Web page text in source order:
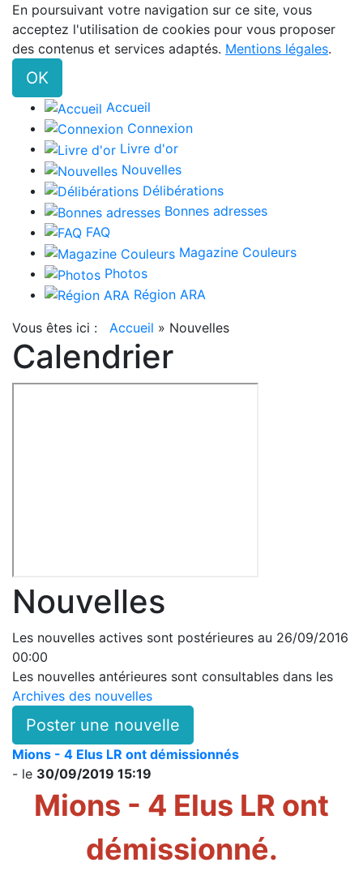
En poursuivant votre navigation sur ce site, vous
acceptez l'utilisation de cookies pour vous proposer
des contenus et services adaptés. Mentions légales.
OK
Accueil
Connexion
Livre d'or
Nouvelles
Délibérations
Bonnes adresses
FAQ
Magazine Couleurs
Photos
Région ARA
Vous êtes ici : Accueil » Nouvelles
Calendrier
Nouvelles
Les nouvelles actives sont postérieures au 26/09/2016
00:00
Les nouvelles antérieures sont consultables dans les
Archives des nouvelles
Poster une nouvelle
Mions - 4 Elus LR ont démissionnés
- le 30/09/2019 15:19
Mions - 4 Elus LR ont
démissionné.